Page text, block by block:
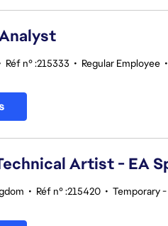
Réf n° :215333 • Regular Employee •
Artist - EA
• Réf n° :215420 • Temporary